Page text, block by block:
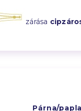
zárása
Párna/